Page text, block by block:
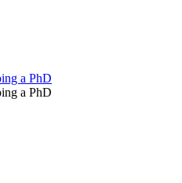
a PhD
a PhD